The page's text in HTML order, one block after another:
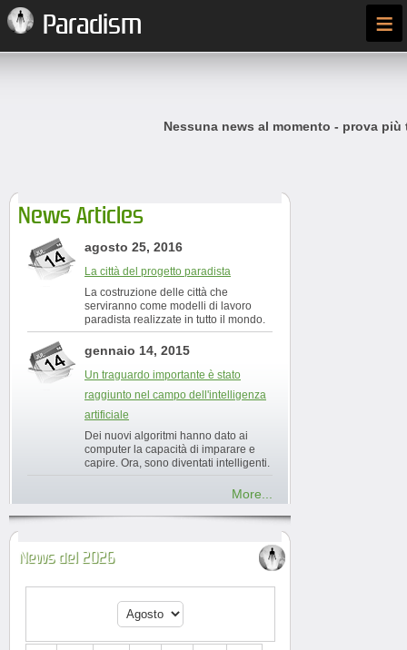
Paradism ≡
Nessuna news al momento - prova più
News Articles
agosto 25, 2016
La città del progetto paradista
La costruzione delle città che
serviranno come modelli di lavoro
paradista realizzate in tutto il mondo.
gennaio 14, 2015
Un traguardo importante è stato
raggiunto nel campo dell'intelligenza
artificiale
Dei nuovi algoritmi hanno dato ai
computer la capacità di imparare e
capire. Ora, sono diventati intelligenti.
More...
News del 2026